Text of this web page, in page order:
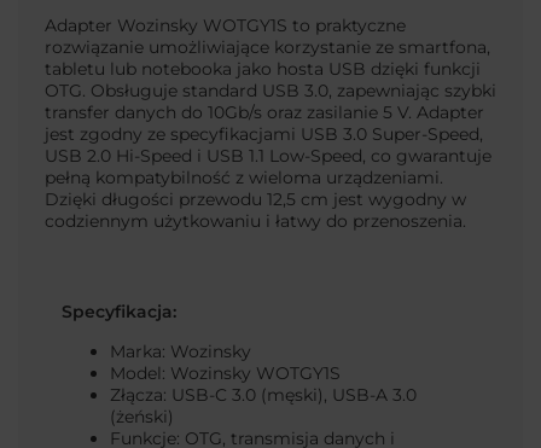
Adapter Wozinsky WOTGY1S to praktyczne
rozwiązanie umożliwiające korzystanie ze smartfona,
tabletu lub notebooka jako hosta USB dzięki funkcji
OTG. Obsługuje standard USB 3.0, zapewniając szybki
transfer danych do 10Gb/s oraz zasilanie 5 V. Adapter
jest zgodny ze specyfikacjami USB 3.0 Super-Speed,
USB 2.0 Hi-Speed i USB 1.1 Low-Speed, co gwarantuje
pełną kompatybilność z wieloma urządzeniami.
Dzięki długości przewodu 12,5 cm jest wygodny w
codziennym użytkowaniu i łatwy do przenoszenia.
Specyfikacja:
Marka: Wozinsky
Model: Wozinsky WOTGY1S
Złącza: USB-C 3.0 (męski), USB-A 3.0
(żeński)
Funkcje: OTG, transmisja danych i